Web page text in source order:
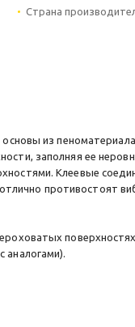
Страна
из
заполняя ее
Клеевые
противостоят
аналогами).